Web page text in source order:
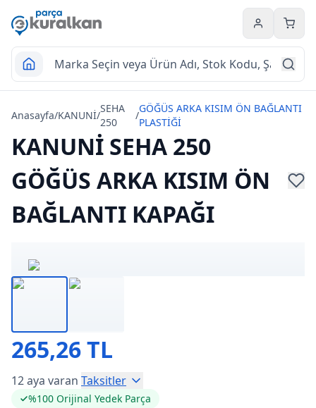
Hesabım
Anasayfa/KANUNİ/
SEHA
250
/
GÖĞÜS ARKA KISIM ÖN BAĞLANTI
PLASTİĞİ
KANUNİ SEHA 250
GÖĞÜS ARKA KISIM ÖN
BAĞLANTI KAPAĞI
265,26 TL
12 aya varan Taksitler
%100 Orijinal Yedek Parça